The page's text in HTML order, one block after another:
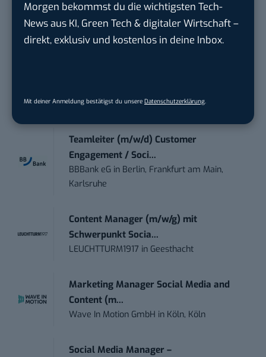
Morgen bekommst du die wichtigsten Tech-
News aus KI, Green Tech & digitaler Wirtschaft –
direkt, exklusiv und kostenlos in deine Inbox.
Mit deiner Anmeldung bestätigst du unsere Datenschutzerklärung.
touristische...
trendtours Holding GmbHinEschborn
HandelskammerinBerlin
Teamleiter (m/w/d) Customer
Engagement / Soci...
BBBank eG in Berlin, Frankfurt am Main,
Karlsruhe
Content Manager (m/w/g) mit
Schwerpunkt Socia...
LEUCHTTURM1917 in Geesthacht
Marketing Manager Social Media and
Content (m...
Wave In Motion GmbH in Köln, Köln
Social Media Manager –